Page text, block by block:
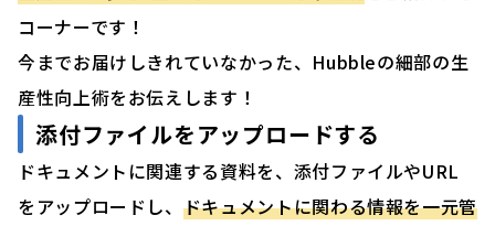
コーナーです！
今までお届けしきれていなかった、Hubbleの細部の生
産性向上術をお伝えします！
添付ファイルをアップロードする
ドキュメントに関連する資料を、添付ファイルやURL
をアップロードし、 ドキュメントに関わる情報を一元管